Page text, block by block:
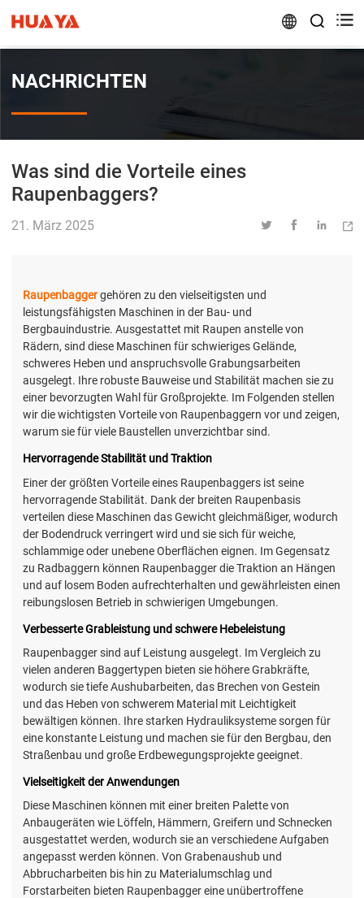
 
NACHRICHTEN
Was sind die Vorteile eines
Raupenbaggers?
21. März 2025    
Raupenbaggergehören zu den vielseitigsten und
leistungsfähigsten Maschinen in der Bau- und
Bergbauindustrie. Ausgestattet mit Raupen anstelle von
Rädern, sind diese Maschinen für schwieriges Gelände,
schweres Heben und anspruchsvolle Grabungsarbeiten
ausgelegt. Ihre robuste Bauweise und Stabilität machen sie zu
einer bevorzugten Wahl für Großprojekte. Im Folgenden stellen
wir die wichtigsten Vorteile von Raupenbaggern vor und zeigen,
warum sie für viele Baustellen unverzichtbar sind.
Hervorragende Stabilität und Traktion
Einer der größten Vorteile eines Raupenbaggers ist seine
hervorragende Stabilität. Dank der breiten Raupenbasis
verteilen diese Maschinen das Gewicht gleichmäßiger, wodurch
der Bodendruck verringert wird und sie sich für weiche,
schlammige oder unebene Oberflächen eignen. Im Gegensatz
zu Radbaggern können Raupenbagger die Traktion an Hängen
und auf losem Boden aufrechterhalten und gewährleisten einen
reibungslosen Betrieb in schwierigen Umgebungen.
Verbesserte Grableistung und schwere Hebeleistung
Raupenbagger sind auf Leistung ausgelegt. Im Vergleich zu
vielen anderen Baggertypen bieten sie höhere Grabkräfte,
wodurch sie tiefe Aushubarbeiten, das Brechen von Gestein
und das Heben von schwerem Material mit Leichtigkeit
bewältigen können. Ihre starken Hydrauliksysteme sorgen für
eine konstante Leistung und machen sie für den Bergbau, den
Straßenbau und große Erdbewegungsprojekte geeignet.
Vielseitigkeit der Anwendungen
Diese Maschinen können mit einer breiten Palette von
Anbaugeräten wie Löffeln, Hämmern, Greifern und Schnecken
ausgestattet werden, wodurch sie an verschiedene Aufgaben
angepasst werden können. Von Grabenaushub und
Abbrucharbeiten bis hin zu Materialumschlag und
Forstarbeiten bieten Raupenbagger eine unübertroffene